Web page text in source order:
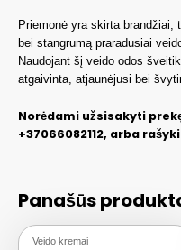
Priemonė yra skirta brandžiai,
bei stangrumą praradusiai
Naudojant šį veido odos
atgaivinta, atjaunėjusi bei
Norėdami užsisakyti
+37066082112, arba
Panašūs
Veido kremai